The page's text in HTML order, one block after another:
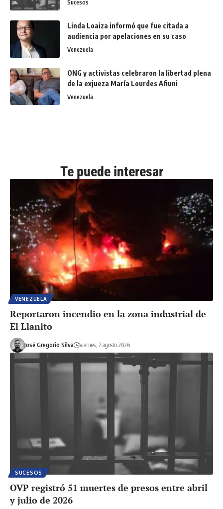
Sucesos
Linda Loaiza informó que fue citada a
audiencia por apelaciones en su caso
Venezuela
ONG y activistas celebraron la libertad plena
de la exjueza María Lourdes Afiuni
Venezuela
Te puede interesar
VENEZUELA
Reportaron incendio en la zona industrial de
El Llanito
José Gregorio Silva viernes, 7 agosto 2026
SUCESOS
OVP registró 51 muertes de presos entre abril
y julio de 2026